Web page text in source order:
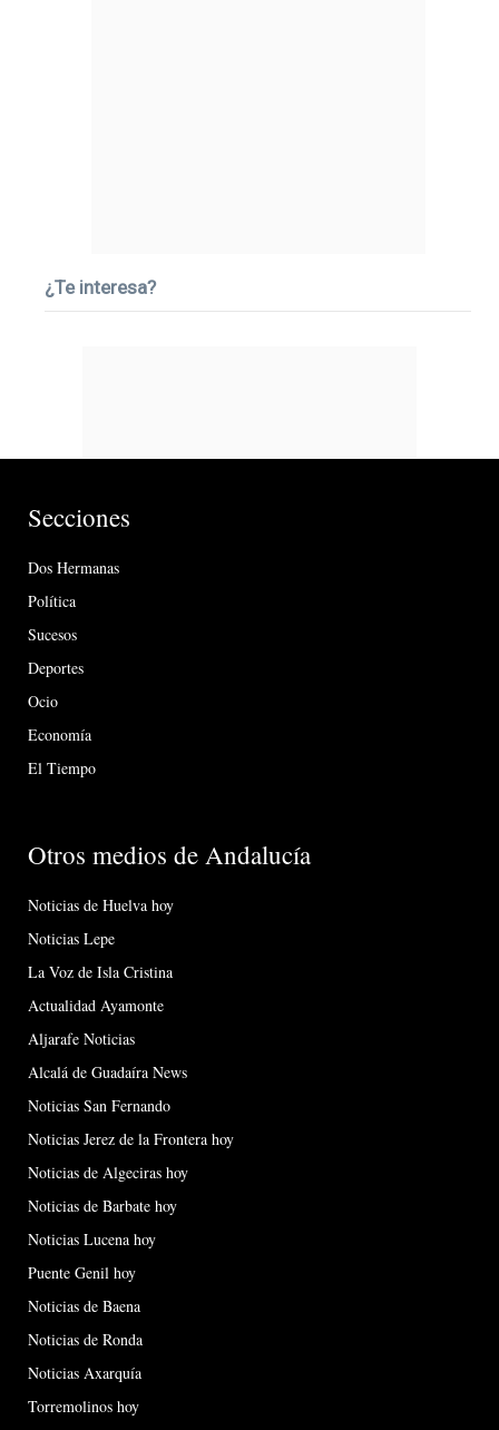
¿Te interesa?
Secciones
Dos Hermanas
Política
Sucesos
Deportes
Ocio
Economía
El Tiempo
Otros medios de Andalucía
Noticias de Huelva hoy
Noticias Lepe
La Voz de Isla Cristina
Actualidad Ayamonte
Aljarafe Noticias
Alcalá de Guadaíra News
Noticias San Fernando
Noticias Jerez de la Frontera hoy
Noticias de Algeciras hoy
Noticias de Barbate hoy
Noticias Lucena hoy
Puente Genil hoy
Noticias de Baena
Noticias de Ronda
Noticias Axarquía
Torremolinos hoy